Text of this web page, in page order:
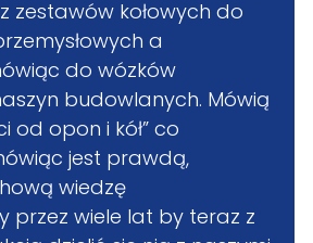
zestawów kołowych do
a
do wózków
budowlanych. Mówią
od opon i kół” co
jest prawdą,
wiedzę
przez wiele lat by teraz z